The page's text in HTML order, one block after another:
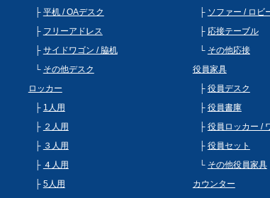
平机 / OAデスク
フリーアドレス
サイドワゴン / 脇机
その他デスク
ロッカー
1人用
２人用
３人用
４人用
5人用
ソファー / ロビ
応接テーブル
その他応接
役員家具
役員デスク
役員書庫
役員ロッカー /
役員セット
その他役員家具
カウンター